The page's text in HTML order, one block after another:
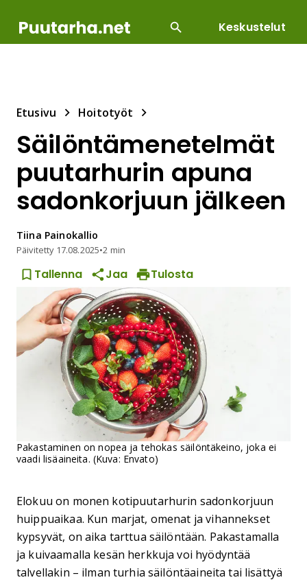
Keskustelut
Etusivu Hoitotyöt
Säilöntämenetelmät
puutarhurin apuna
sadonkorjuun jälkeen
Tiina Painokallio
Päivitetty 17.08.2025•2 min
Tallenna Jaa Tulosta
Pakastaminen on nopea ja tehokas säilöntäkeino, joka ei
vaadi lisäaineita. (Kuva: Envato)
Elokuu on monen kotipuutarhurin sadonkorjuun
huippuaikaa. Kun marjat, omenat ja vihannekset
kypsyvät, on aika tarttua säilöntään. Pakastamalla
ja kuivaamalla kesän herkkuja voi hyödyntää
talvellakin – ilman turhia säilöntäaineita tai lisättyä